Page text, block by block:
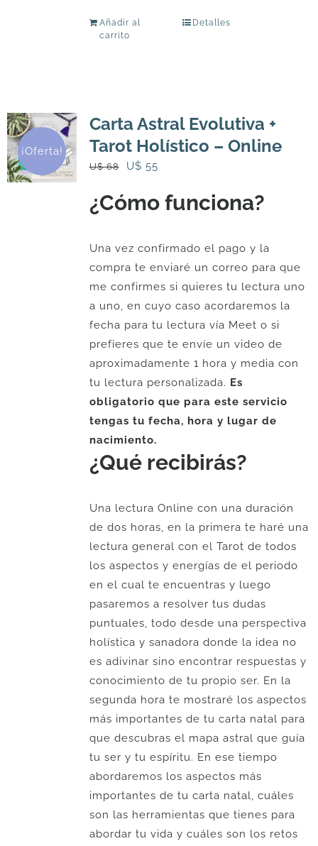
Añadir al
carrito
Detalles
¡Oferta!
Carta Astral Evolutiva +
Tarot Holístico – Online
U$68
El
original
68.
U$ 55El
actual
U$
55.
¿Cómo funciona?
Una vez confirmado el pago y la
compra te enviaré un correo para que
me confirmes si quieres tu lectura uno
a uno, en cuyo caso acordaremos la
fecha para tu lectura vía Meet o si
prefieres que te envíe un video de
aproximadamente 1 hora y media con
tu lectura personalizada. Es
obligatorio que para este servicio
tengas tu fecha, hora y lugar de
nacimiento.
¿Qué recibirás?
Una lectura Online con una duración
de dos horas, en la primera te haré una
lectura general con el Tarot de todos
los aspectos y energías de el periodo
en el cual te encuentras y luego
pasaremos a resolver tus dudas
puntuales, todo desde una perspectiva
holística y sanadora donde la idea no
es adivinar sino encontrar respuestas y
conocimiento de tu propio ser. En la
segunda hora te mostraré los aspectos
más importantes de tu carta natal para
que descubras el mapa astral que guía
tu ser y tu espíritu. En ese tiempo
abordaremos los aspectos más
importantes de tu carta natal, cuáles
son las herramientas que tienes para
abordar tu vida y cuáles son los retos